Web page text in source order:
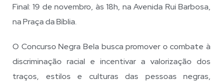
Final: 19 de novembro, às 18h, na Avenida Rui Barbosa,
na Praça da Bíblia.
O Concurso Negra Bela busca promover o combate à
discriminação racial e incentivar a valorização dos
traços, estilos e culturas das pessoas negras,